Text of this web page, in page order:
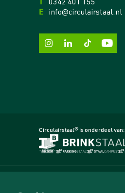
0342 401 155
E info@circulairstaal.nl
Circulairstaal® is onderdeel van: